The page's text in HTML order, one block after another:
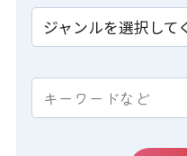
ジャンルを選択して